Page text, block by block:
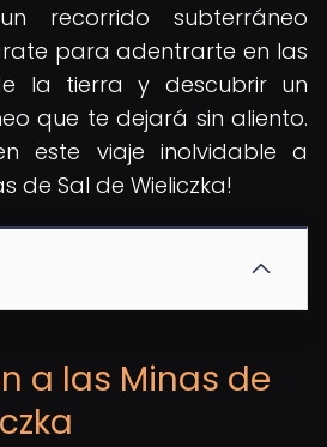
recorrido subterráneo
para adentrarte en las
la tierra y descubrir un
que te dejará sin aliento.
este viaje inolvidable a
de Sal de Wieliczka!
a las Minas de